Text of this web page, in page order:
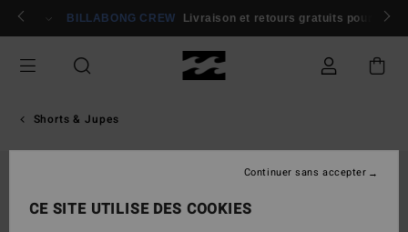
Passer
🏄 Participer
BILLABONG CREW Livraison et retours gratuits pour les
Shorts & Jupes
CE SITE UTILISE DES COOKIES
Continuer sans accepter